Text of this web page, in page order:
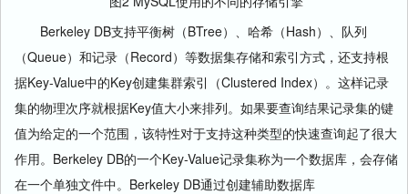
Berkeley DB支持平衡树（BTree）、哈希（Hash）、队列
（Queue）和记录（Record）等数据集存储和索引方式，还支持根
据Key-Value中的Key创建集群索引（Clustered Index）。这样记录
集的物理次序就根据Key值大小来排列。如果要查询结果记录集的键
值为给定的一个范围，该特性对于支持这种类型的快速查询起了很大
作用。Berkeley DB的一个Key-Value记录集称为一个数据库，会存储
在一个单独文件中。Berkeley DB通过创建辅助数据库